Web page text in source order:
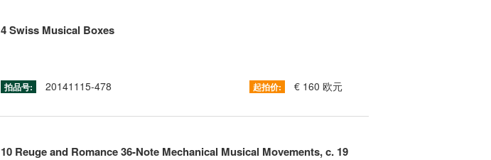
4 Swiss Musical Boxes
拍品号: 20141115-478 起拍价: € 160 欧元
10 Reuge and Romance 36-Note Mechanical Musical Movements, c. 19